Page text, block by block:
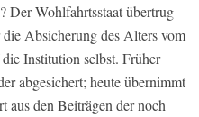
Der Wohlfahrtsstaat übertrug
Absicherung des Alters vom
Institution selbst. Früher
abgesichert; heute übernimmt
aus den Beiträgen der noch